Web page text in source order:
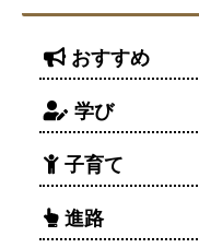
おすすめ
学び
子育て
進路